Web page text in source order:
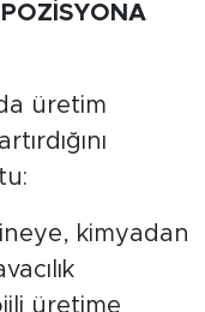
üretim
kimyadan
üretime